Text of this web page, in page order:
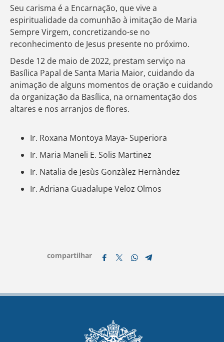
Seu carisma é a Encarnação, que vive a
espiritualidade da comunhão à imitação de Maria
Sempre Virgem, concretizando-se no
reconhecimento de Jesus presente no próximo.
Desde 12 de maio de 2022, prestam serviço na
Basílica Papal de Santa Maria Maior, cuidando da
animação de alguns momentos de oração e cuidando
da organização da Basílica, na ornamentação dos
altares e nos arranjos de flores.
Ir. Roxana Montoya Maya- Superiora
Ir. Maria Maneli E. Solis Martinez
Ir. Natalia de Jesùs Gonzàlez Hernàndez
Ir. Adriana Guadalupe Veloz Olmos
compartilhar